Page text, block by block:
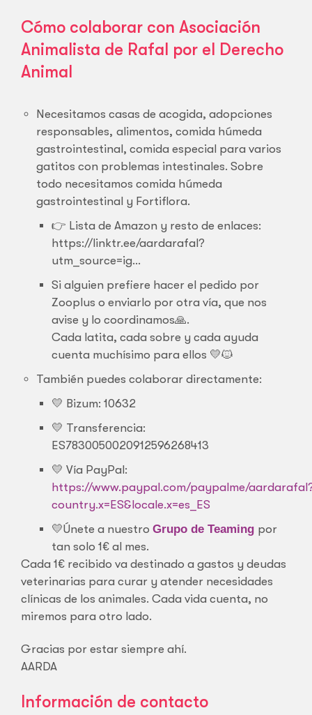
Cómo colaborar con Asociación
Animalista de Rafal por el Derecho
Animal
Necesitamos casas de acogida, adopciones
responsables, alimentos, comida húmeda
gastrointestinal, comida especial para varios
gatitos con problemas intestinales. Sobre
todo necesitamos comida húmeda
gastrointestinal y Fortiflora.
👉 Lista de Amazon y resto de enlaces:
https://linktr.ee/aardarafal?
utm_source=ig…
Si alguien prefiere hacer el pedido por
Zooplus o enviarlo por otra vía, que nos
avise y lo coordinamos🙏.
Cada latita, cada sobre y cada ayuda
cuenta muchísimo para ellos 💛🐱
También puedes colaborar directamente:
💛 Bizum: 10632
💛 Transferencia:
ES7830050020912596268413
💛 Vía PayPal:
https://www.paypal.com/paypalme/
country.x=ES&locale.x=es_ES
💛Únete a nuestroGrupo de Teaming por
tan solo 1€ al mes.
Cada 1€ recibido va destinado a gastos y deudas
veterinarias para curar y atender necesidades
clínicas de los animales. Cada vida cuenta, no
miremos para otro lado.
Gracias por estar siempre ahí.
AARDA
Información de contacto